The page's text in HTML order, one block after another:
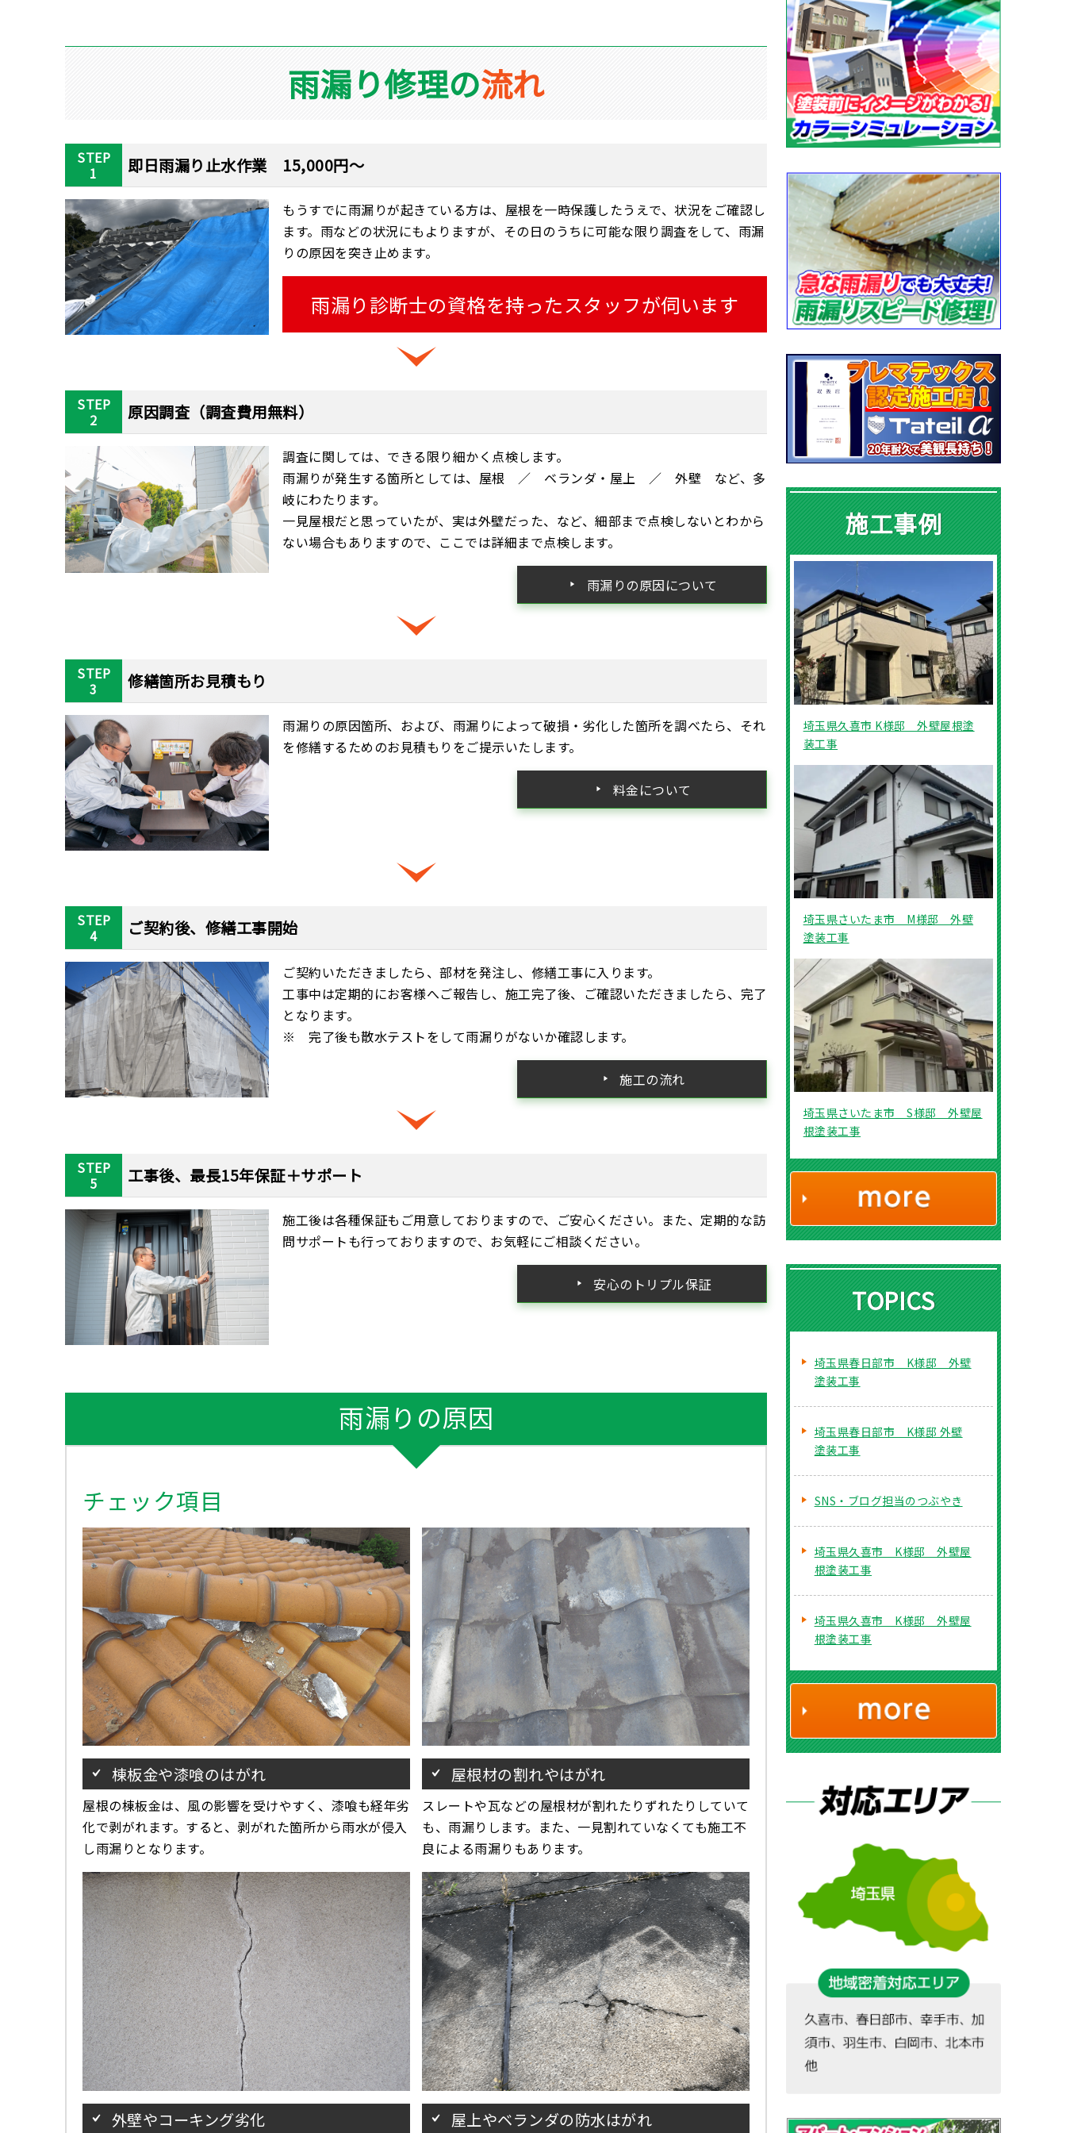
雨漏り修理の流れ
STEP
1
即日雨漏り止水作業 15,000円～
もうすでに雨漏りが起きている方は、屋根を一時保護したうえで、状況をご確認し
ます。雨などの状況にもよりますが、その日のうちに可能な限り調査をして、雨漏
りの原因を突き止めます。
雨漏り診断士の資格を持ったスタッフが伺います
STEP
2
原因調査（調査費用無料）
調査に関しては、できる限り細かく点検します。
雨漏りが発生する箇所としては、屋根 ／ ベランダ・屋上 ／ 外壁 など、多
岐にわたります。
一見屋根だと思っていたが、実は外壁だった、など、細部まで点検しないとわから
ない場合もありますので、ここでは詳細まで点検します。
雨漏りの原因について
STEP
3
修繕箇所お見積もり
雨漏りの原因箇所、および、雨漏りによって破損・劣化した箇所を調べたら、それ
を修繕するためのお見積もりをご提示いたします。
料金について
STEP
4
ご契約後、修繕工事開始
ご契約いただきましたら、部材を発注し、修繕工事に入ります。
工事中は定期的にお客様へご報告し、施工完了後、ご確認いただきましたら、完了
となります。
※ 完了後も散水テストをして雨漏りがないか確認します。
施工の流れ
STEP
5
工事後、最長15年保証＋サポート
施工後は各種保証もご用意しておりますので、ご安心ください。また、定期的な訪
問サポートも行っておりますので、お気軽にご相談ください。
安心のトリプル保証
雨漏りの原因
チェック項目
棟板金や漆喰のはがれ
屋根の棟板金は、風の影響を受けやすく、漆喰も経年劣
化で剥がれます。すると、剥がれた箇所から雨水が侵入
し雨漏りとなります。
屋根材の割れやはがれ
スレートや瓦などの屋根材が割れたりずれたりしていて
も、雨漏りします。また、一見割れていなくても施工不
良による雨漏りもあります。
外壁やコーキング劣化 屋上やベランダの防水はがれ
施工事例
埼玉県久喜市 K様邸 外壁屋根塗
装工事
埼玉県さいたま市 M様邸 外壁
塗装工事
埼玉県さいたま市 S様邸 外壁屋
根塗装工事
TOPICS
埼玉県春日部市 K様邸 外壁
塗装工事
埼玉県春日部市 K様邸 外壁
塗装工事
SNS・ブログ担当のつぶやき
埼玉県久喜市 K様邸 外壁屋
根塗装工事
埼玉県久喜市 K様邸 外壁屋
根塗装工事